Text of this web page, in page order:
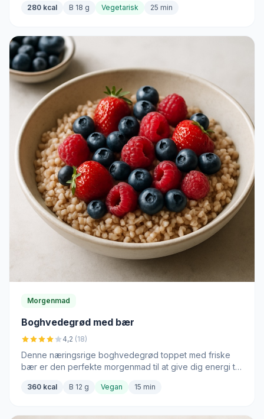
280 kcal B 18 g Vegetarisk 25 min
Morgenmad
Boghvedegrød med bær
4,2 (18)
Denne næringsrige boghvedegrød toppet med friske
bær er den perfekte morgenmad til at give dig energi til
360 kcal B 12 g Vegan 15 min